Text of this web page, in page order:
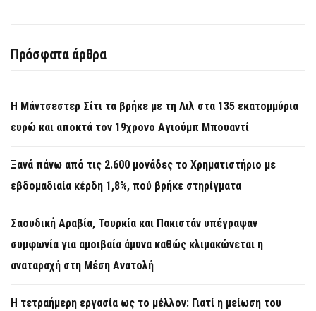
Πρόσφατα άρθρα
Η Μάντσεστερ Σίτι τα βρήκε με τη Λιλ στα 135 εκατομμύρια
ευρώ και αποκτά τον 19χρονο Αγιούμπ Μπουαντί
Ξανά πάνω από τις 2.600 μονάδες το Χρηματιστήριο με
εβδομαδιαία κέρδη 1,8%, πού βρήκε στηρίγματα
Σαουδική Αραβία, Τουρκία και Πακιστάν υπέγραψαν
συμφωνία για αμοιβαία άμυνα καθώς κλιμακώνεται η
αναταραχή στη Μέση Ανατολή
Η τετραήμερη εργασία ως το μέλλον: Γιατί η μείωση του